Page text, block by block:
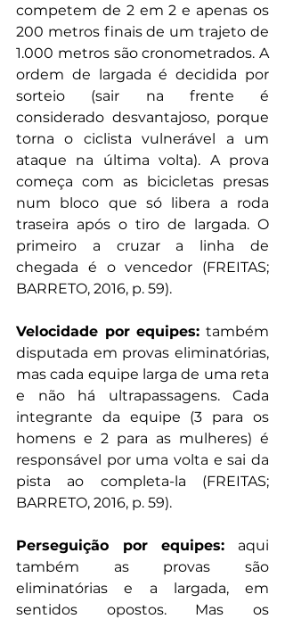
competem de 2 em 2 e apenas os
200 metros finais de um trajeto de
1.000 metros são cronometrados. A
ordem de largada é decidida por
sorteio (sair na frente é
considerado desvantajoso, porque
torna o ciclista vulnerável a um
ataque na última volta). A prova
começa com as bicicletas presas
num bloco que só libera a roda
traseira após o tiro de largada. O
primeiro a cruzar a linha de
chegada é o vencedor (FREITAS;
BARRETO, 2016, p. 59).
Velocidade por equipes: também
disputada em provas eliminatórias,
mas cada equipe larga de uma reta
e não há ultrapassagens. Cada
integrante da equipe (3 para os
homens e 2 para as mulheres) é
responsável por uma volta e sai da
pista ao completa-la (FREITAS;
BARRETO, 2016, p. 59).
Perseguição por equipes: aqui
também as provas são
eliminatórias e a largada, em
sentidos opostos. Mas os